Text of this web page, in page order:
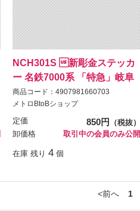
NCH301S 新彫金ステッカ
ー 名鉄7000系 「特急」岐阜
商品コード：4907981660703
メトロBtoBショップ
定価 850円
（税抜）
卸価格
取引中の会員のみ公開
在庫 残り 4 個
前へ 1